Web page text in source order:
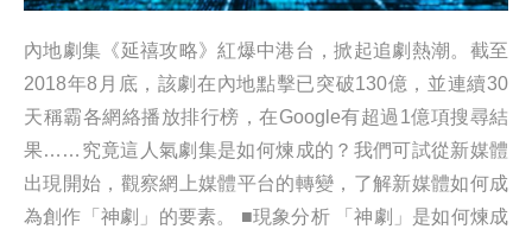
內地劇集《延禧攻略》紅爆中港台，掀起追劇熱潮。截至
2018年8月底，該劇在內地點擊已突破130億，並連續30
天稱霸各網絡播放排行榜，在Google有超過1億項搜尋結
果……究竟這人氣劇集是如何煉成的？我們可試從新媒體
出現開始，觀察網上媒體平台的轉變，了解新媒體如何成
為創作「神劇」的要素。 ■現象分析 「神劇」是如何煉成